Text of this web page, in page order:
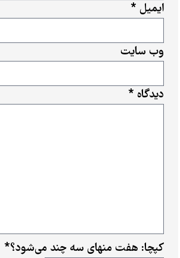
دیدگاه *
ایمیل *
وب‌ سایت
کپچا: هفت منهای سه چند می‌شود؟*